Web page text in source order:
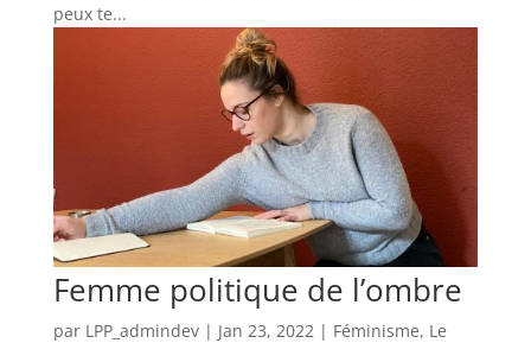
peux te...
Femme politique de l’ombre
par LPP_admindev| Jan 23, 2022| Féminisme, Le